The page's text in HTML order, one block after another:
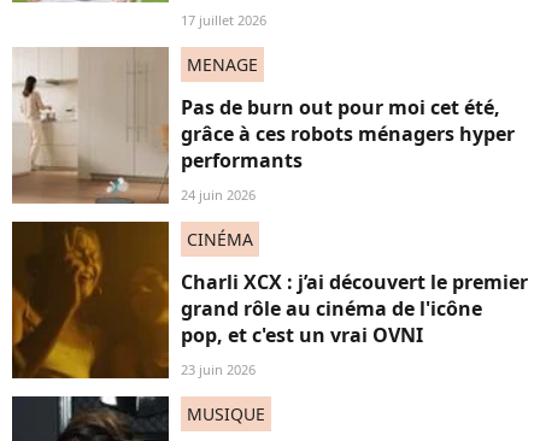
17 juillet 2026
MENAGE
Pas de burn out pour moi cet été,
grâce à ces robots ménagers hyper
performants
24 juin 2026
CINÉMA
Charli XCX : j’ai découvert le premier
grand rôle au cinéma de l'icône
pop, et c'est un vrai OVNI
23 juin 2026
MUSIQUE